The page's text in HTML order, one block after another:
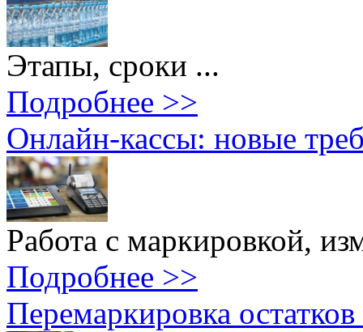
Этапы, сроки ...
Подробнее >>
Онлайн-кассы: новые
Работа с маркировкой,
Подробнее >>
Перемаркировка